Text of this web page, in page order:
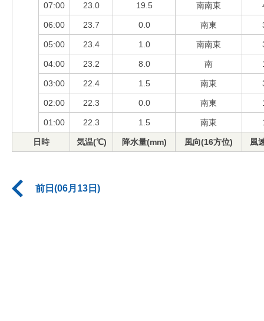
07:00 23.0 19.5 南南東
06:00 23.7 0.0 南東
05:00 23.4 1.0 南南東
04:00 23.2 8.0 南
03:00 22.4 1.5 南東
02:00 22.3 0.0 南東
01:00 22.3 1.5 南東
日時 気温(℃) 降水量(mm) 風向(16方位) 風
前日(06月13日)